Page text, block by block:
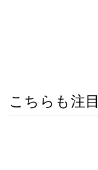
こちらも注目